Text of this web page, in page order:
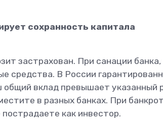
сохранность капитала
застрахован. При санации
средства. В России
общий вклад превышает указанный
в разных банках. При
как инвестор.